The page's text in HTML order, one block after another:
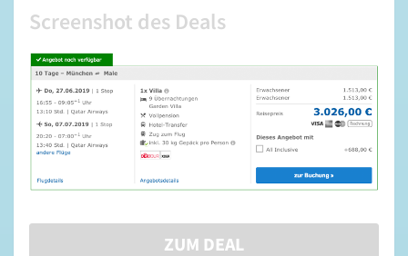
Screenshot des Deals
ZUM DEAL